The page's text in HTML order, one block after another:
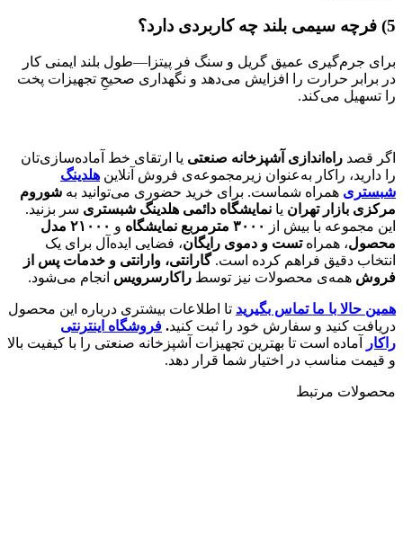
5) فرچه سیمی بلند چه کاربردی دارد؟
برای جرم‌گیری عمیق گریل و سنگ فر پیتزا—طول بلند ایمنی کار
در برابر حرارت را افزایش می‌دهد و نگهداری صحیحِ تجهیزات پخت
را تسهیل می‌کند.
اگر قصد راه‌اندازی آشپزخانه صنعتی یا ارتقای خط آماده‌سازی‌تان
را دارید، راکار به‌عنوان زیرمجموعه‌ی فروش آنلاین هلدینگ
شبستری همراه شماست. برای خرید حضوری می‌توانید به شوروم
مرکزی بازار تهران یا نمایشگاه دائمی هلدینگ شبستری سر بزنید.
این مجموعه با بیش از
۳۰۰۰ مترمربع نمایشگاه و ۲۱۰۰۰ مدل
محصول، همراهتست و دموی رایگان، فضایی ایده‌آل برای یک
انتخاب دقیق فراهم کرده است.گارانتی، وارانتی و خدمات پس از
فروش همه‌ی محصولات نیز توسط راکارسرویس انجام می‌شود.
همین حالا با ما تماس بگیرید تا اطلاعات بیشتری درباره این محصول
دریافت کنید و سفارش خود را ثبت کنید. فروشگاه اینترنتی
راکار
آماده است تا بهترین تجهیزات آشپزخانه صنعتی را با کیفیت بالا
و قیمت مناسب در اختیار شما قرار دهد.
محصولات مرتبط